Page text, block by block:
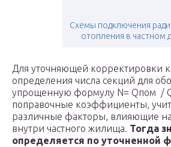
Схемы подключения
отопления в частном
Для уточняющей корректировки
определения числа секций для
упрощенную формулу N= Qпом /
поправочные коэффициенты,
различные факторы, влияющие
внутри частного жилища. Тогда
определяется по уточненной